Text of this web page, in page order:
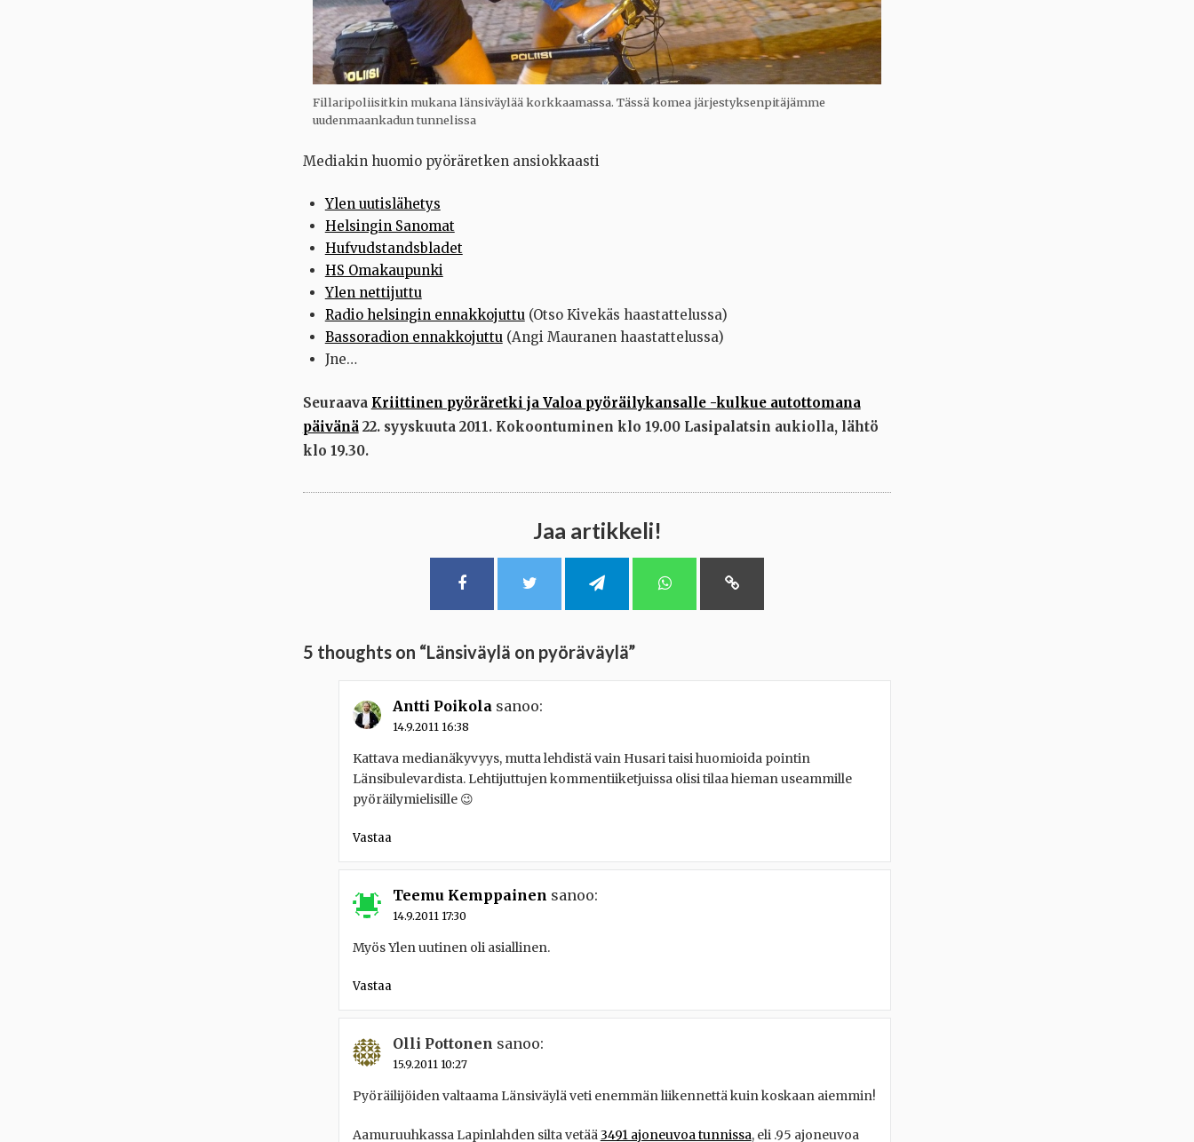
Fillaripoliisitkin mukana länsiväylää korkkaamassa. Tässä komea järjestyksenpitäjämme
uudenmaankadun tunnelissa
Mediakin huomio pyöräretken ansiokkaasti
Ylen uutislähetys
Helsingin Sanomat
Hufvudstandsbladet
HS Omakaupunki
Ylen nettijuttu
Radio helsingin ennakkojuttu(Otso Kivekäs haastattelussa)
Bassoradion ennakkojuttu(Angi Mauranen haastattelussa)
Jne…
Seuraava Kriittinen pyöräretki ja Valoa pyöräilykansalle -kulkue autottomana
päivänä22. syyskuuta 2011. Kokoontuminen klo 19.00 Lasipalatsin aukiolla, lähtö
klo 19.30.
Jaa artikkeli!
5 thoughts on “Länsiväylä on pyöräväylä”
Antti Poikola sanoo:
14.9.2011 16:38
Kattava medianäkyvyys, mutta lehdistä vain Husari taisi huomioida pointin
Länsibulevardista. Lehtijuttujen kommentiiketjuissa olisi tilaa hieman useammille
pyöräilymielisille 😉
Vastaa
Teemu Kemppainen sanoo:
14.9.2011 17:30
Myös Ylen uutinen oli asiallinen.
Vastaa
Olli Pottonen sanoo:
15.9.2011 10:27
Pyöräilijöiden valtaama Länsiväylä veti enemmän liikennettä kuin koskaan aiemmin!
Aamuruuhkassa Lapinlahden silta vetää3491 ajoneuvoa tunnissa, eli .95 ajoneuvoa